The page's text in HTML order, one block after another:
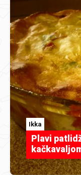
Ikka
Plavi